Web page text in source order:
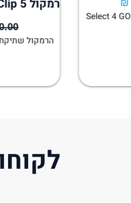
₪
רמקול נייד קומפקטי ועוצמתי – Select 4 GO
הרמקול